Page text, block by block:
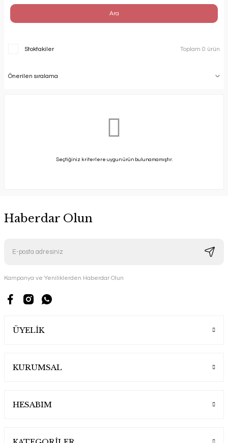
Ara
Stoktakiler Toplam 0 ürün
Seçtiğiniz kriterlere uygun ürün bulunamamıştır.
Haberdar Olun
Kampanya ve Yeniliklerden Haberdar Olun
ÜYELİK
KURUMSAL
HESABIM